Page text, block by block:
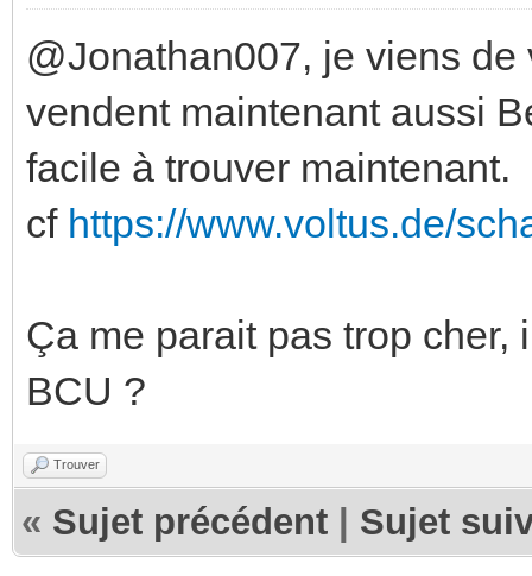
@Jonathan007, je viens
vendent maintenant aussi
facile à trouver maintenant.
cf https://www.voltus.de/
Ça me parait pas trop cher,
BCU ?
Trouver
« Sujet précédent Sujet